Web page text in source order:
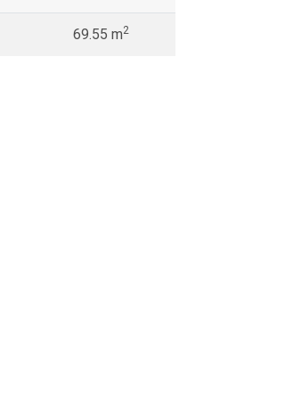
69.55 m2